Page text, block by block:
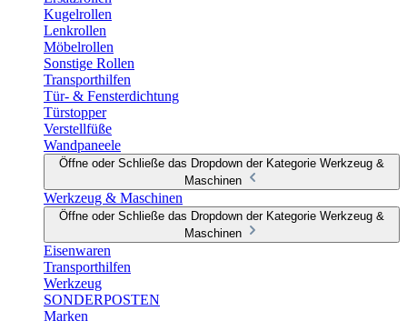
Kugelrollen
Lenkrollen
Möbelrollen
Sonstige Rollen
Transporthilfen
Tür- & Fensterdichtung
Türstopper
Verstellfüße
Wandpaneele
Öffne oder Schließe das Dropdown der Kategorie Werkzeug &
Maschinen
Werkzeug & Maschinen
Öffne oder Schließe das Dropdown der Kategorie Werkzeug &
Maschinen
Eisenwaren
Transporthilfen
Werkzeug
SONDERPOSTEN
Marken